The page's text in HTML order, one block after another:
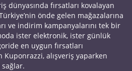
dünyasında fırsatları kovalayan
önde gelen mağazalarına
ve indirim kampanyalarını tek bir
ister elektronik, ister günlük
en uygun fırsatları
Kuponrazzi, alışveriş yaparken